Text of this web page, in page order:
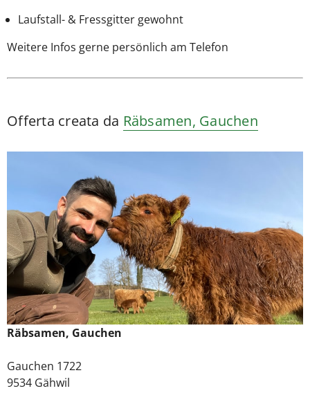
Laufstall- & Fressgitter gewohnt
Weitere Infos gerne persönlich am Telefon
Offerta creata da Räbsamen, Gauchen
Räbsamen, Gauchen
Gauchen 1722
9534 Gähwil